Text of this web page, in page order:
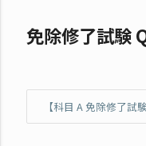
免除修了試験
【科目 A 免除修了試